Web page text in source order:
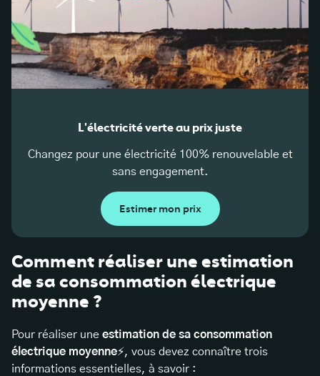
L'électricité verte au prix juste
Changez pour une électricité 100% renouvelable et
sans engagement.
Estimer mon prix
Comment réaliser une estimation
de sa consommation électrique
moyenne ?
Pour réaliser une estimation de sa consommation
électrique moyenne⚡, vous devez connaître trois
informations essentielles, à savoir :